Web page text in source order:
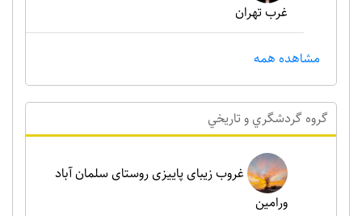
غرب تهران
مشاهده همه
گروه گردشگري و تاريخي
غروب زیبای پاییزی روستای سلمان آباد
ورامین